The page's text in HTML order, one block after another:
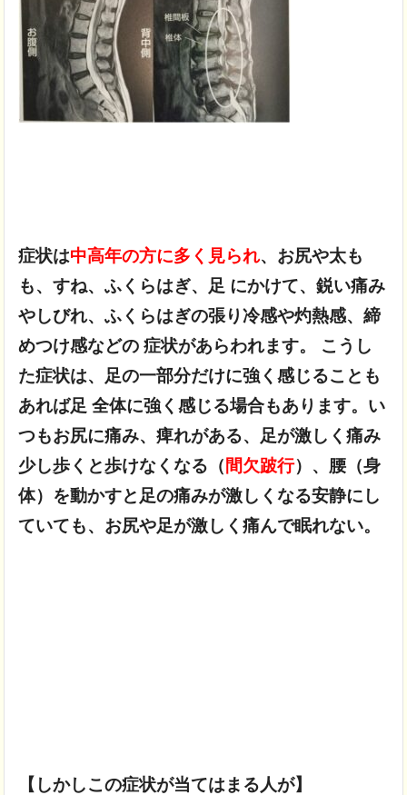
症状は中高年の方に多く見られ、お尻や太も
も、すね、ふくらはぎ、足 にかけて、鋭い痛み
やしびれ、ふくらはぎの張り冷感や灼熱感、締
めつけ感などの 症状があらわれます。 こうし
た症状は、足の一部分だけに強く感じることも
あれば足 全体に強く感じる場合もあります。い
つもお尻に痛み、痺れがある、足が激しく痛み
少し歩くと歩けなくなる（ 間欠跛行）、腰（身
体）を動かすと足の痛みが激しくなる安静にし
ていても、お尻や足が激しく痛んで眠れない。
【しかしこの症状が当てはまる人が】